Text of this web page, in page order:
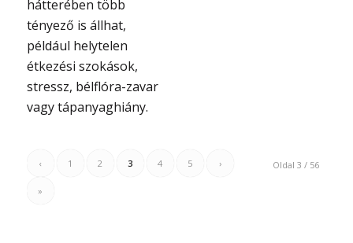
hátterében több
tényező is állhat,
például helytelen
étkezési szokások,
stressz, bélflóra-zavar
vagy tápanyaghiány.
Oldal 3 / 56
‹ 1 2 3 4 5 ›
»